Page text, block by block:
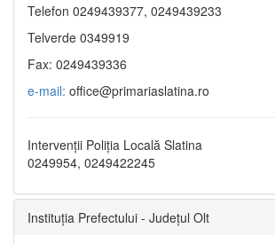
Telefon 0249439377, 0249439233
Telverde 0349919
Fax: 0249439336
e-mail: office@primariaslatina.ro
Intervenții Poliția Locală Slatina
0249954, 0249422245
Instituția Prefectului - Județul Olt